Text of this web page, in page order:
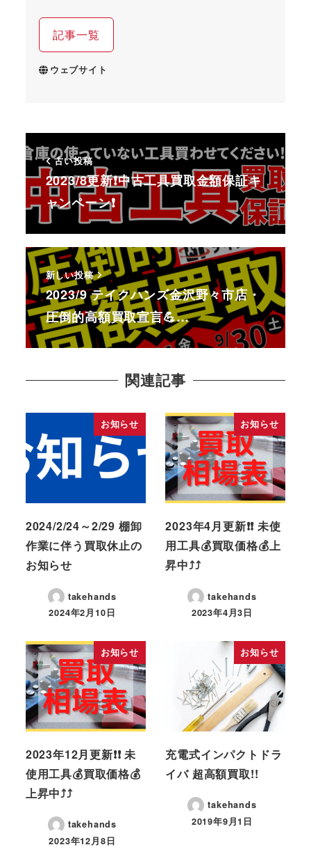
記事一覧
ウェブサイト
古い投稿
2023/8更新❗中古工具買取金額保証キ
ャンペーン❗
新しい投稿
2023/9 テイクハンズ金沢野々市店・
圧倒的高額買取宣言💪…
関連記事
お知らせ
2024/2/24～2/29 棚卸
作業に伴う買取休止の
お知らせ
takehands
2024年2月10日
お知らせ
2023年4月更新❗❗ 未使
用工具💰買取価格💰上
昇中⤴⤴
takehands
2023年4月3日
お知らせ
2023年12月更新❗❗ 未
使用工具💰買取価格💰
上昇中⤴⤴
takehands
2023年12月8日
お知らせ
充電式インパクトドラ
イバ 超高額買取!!
takehands
2019年9月1日